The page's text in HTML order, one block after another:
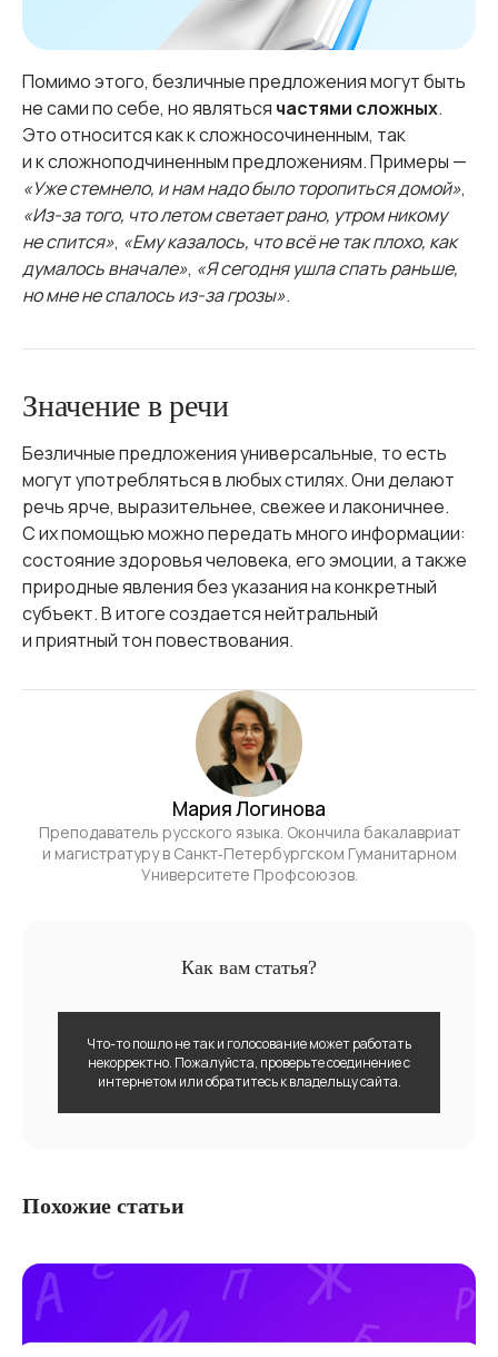
Помимо этого, безличные предложения могут быть
не сами по себе, но являться частями сложных.
Это относится как к сложносочиненным, так
и к сложноподчиненным предложениям. Примеры —
«Уже стемнело, и нам надо было торопиться домой»,
«Из-за того, что летом светает рано, утром никому
не спится», «Ему казалось, что всё не так плохо, как
думалось вначале», «Я сегодня ушла спать раньше,
но мне не спалось из-за грозы».
Значение в речи
Безличные предложения универсальные, то есть
могут употребляться в любых стилях. Они делают
речь ярче, выразительнее, свежее и лаконичнее.
С их помощью можно передать много информации:
состояние здоровья человека, его эмоции, а также
природные явления без указания на конкретный
субъект. В итоге создается нейтральный
и приятный тон повествования.
Мария Логинова
Преподаватель русского языка. Окончила бакалавриат
и магистратуру в Санкт‑Петербургском Гуманитарном
Университете Профсоюзов.
Как вам статья?
Что-то пошло не так и голосование может работать
некорректно. Пожалуйста, проверьте соединение с
интернетом или обратитесь к владельцу сайта.
Похожие статьи